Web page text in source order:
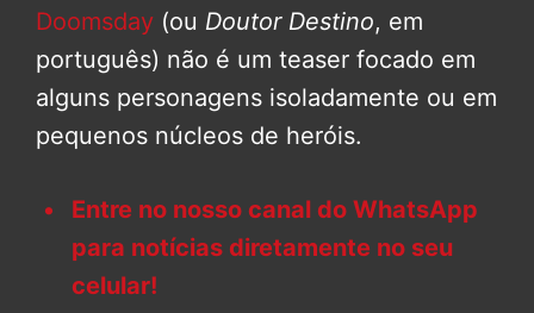
Doomsday (ou Doutor Destino, em
português) não é um teaser focado em
alguns personagens isoladamente ou em
pequenos núcleos de heróis.
Entre no nosso canal do WhatsApp
para notícias diretamente no seu
celular!